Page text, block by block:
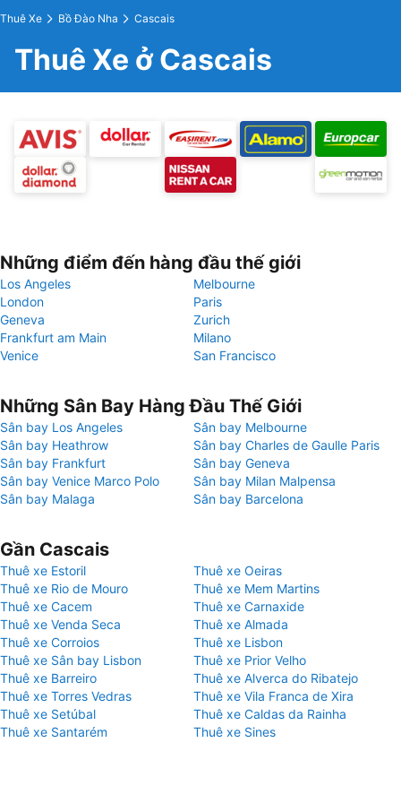
Thuê Xe Bồ Đào Nha Cascais
Thuê Xe ở Cascais
Những điểm đến hàng đầu thế giới
Los Angeles
Melbourne
London
Paris
Geneva
Zurich
Frankfurt am Main
Milano
Venice
San Francisco
Những Sân Bay Hàng Đầu Thế Giới
Sân bay Los Angeles
Sân bay Melbourne
Sân bay Heathrow
Sân bay Charles de Gaulle Paris
Sân bay Frankfurt
Sân bay Geneva
Sân bay Venice Marco Polo
Sân bay Milan Malpensa
Sân bay Malaga
Sân bay Barcelona
Gần Cascais
Thuê xe Estoril
Thuê xe Oeiras
Thuê xe Rio de Mouro
Thuê xe Mem Martins
Thuê xe Cacem
Thuê xe Carnaxide
Thuê xe Venda Seca
Thuê xe Almada
Thuê xe Corroios
Thuê xe Lisbon
Thuê xe Sân bay Lisbon
Thuê xe Prior Velho
Thuê xe Barreiro
Thuê xe Alverca do Ribatejo
Thuê xe Torres Vedras
Thuê xe Vila Franca de Xira
Thuê xe Setúbal
Thuê xe Caldas da Rainha
Thuê xe Santarém
Thuê xe Sines